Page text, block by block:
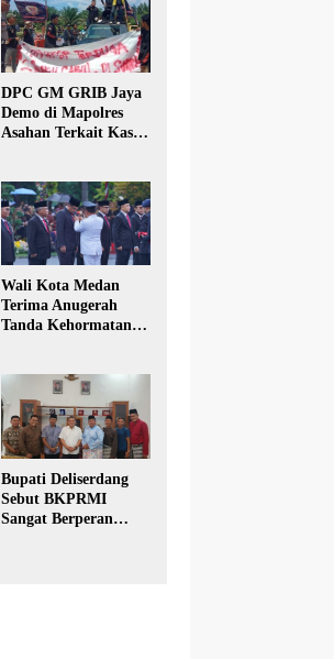
DPC GM GRIB Jaya
Demo di Mapolres
Asahan Terkait Kasus
Wali Kota Medan
Terima Anugerah
Tanda Kehormatan
Bupati Deliserdang
Sebut BKPRMI
Sangat Berperan